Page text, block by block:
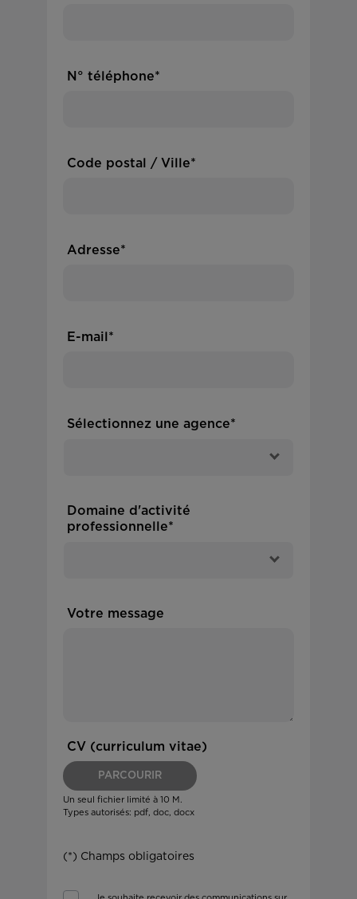
N° téléphone*
Code postal / Ville*
Adresse*
E-mail*
Sélectionnez une agence*
Domaine d'activité
professionnelle*
Votre message
CV (curriculum vitae)
PARCOURIR
Un seul fichier limité à 10 M.
Types autorisés: pdf, doc, docx
(*) Champs obligatoires